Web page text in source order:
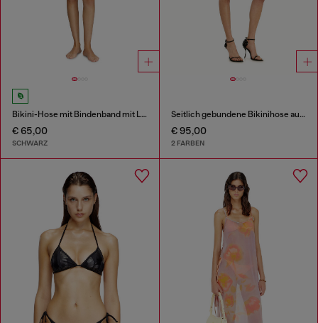
Bikini-Hose mit Bindenband mit Logo auf der Rückseite
€ 65,00
SCHWARZ
Seitlich gebundene Bikinihose aus schimmerndem Stoff
€ 95,00
2 FARBEN